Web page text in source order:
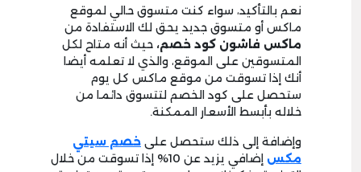
نعم بالتأكيد، سواء كنت متسوق حالي لموقع
ماكس أو متسوق جديد يحق لك الاستفادة من
ماكس فاشون كود خصم، حيث أنه متاح لكل
المتسوقين على الموقع، والذي لا تعلمه أيضا
أنك إذا تسوقت من موقع ماكس كل يوم
ستحصل على كود الخصم لتتسوق دائما من
خلاله بأبسط الأسعار الممكنة.
وإضافة إلى ذلك ستحصل على خصم سيتي
مكس
إضافي يزيد عن 10% إذا تسوقت من خلال